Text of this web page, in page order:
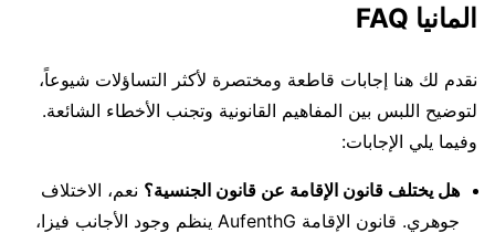
المانيا FAQ
نقدم لك هنا إجابات قاطعة ومختصرة لأكثر التساؤلات شيوعاً،
لتوضيح اللبس بين المفاهيم القانونية وتجنب الأخطاء الشائعة.
وفيما يلي الإجابات:
هل يختلف قانون الإقامة عن قانون الجنسية؟ نعم، الاختلاف
جوهري. قانون الإقامة AufenthG ينظم وجود الأجانب فيزا،